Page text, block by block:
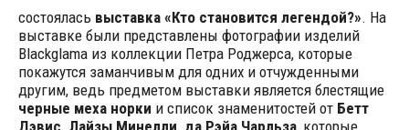
состоялась выставка «Кто становится легендой?». На
выставке были представлены фотографии изделий
Blackglama из коллекции Петра Роджерса, которые
покажутся заманчивым для одних и отчужденными
другим, ведь предметом выставки является блестящие
черные меха норки и список знаменитостей от Бетт
Дэвис, Лайзы Минелли, да Рэйа Чарльза, которые